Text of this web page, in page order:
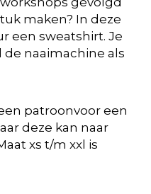
maken? In deze
een sweatshirt. Je
naaimachine als
patroonvoor een
deze kan naar
xs t/m xxl is